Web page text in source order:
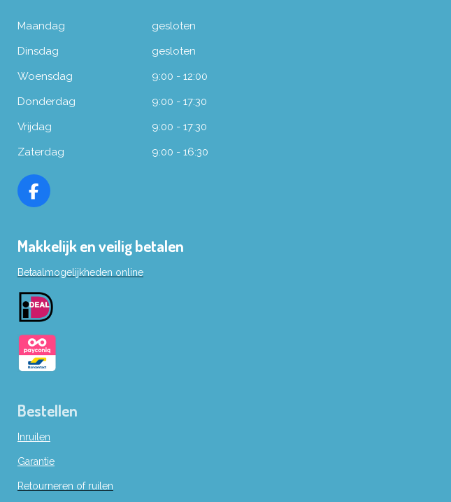
Maandag
gesloten
Dinsdag
gesloten
Woensdag
9:00 - 12:00
Donderdag
9:00 - 17:30
Vrijdag
9:00 - 17:30
Zaterdag
9:00 - 16:30
F
e
o
o
k
Makkelijk en veilig betalen
Betaalmogelijkheden online
Bestellen
Inruilen
Garantie
Retourneren of ruilen